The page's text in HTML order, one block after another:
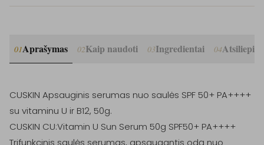
01Aprašymas 02Kaip naudoti 03Ingredientai 04
CUSKIN Apsauginis serumas nuo saulės SPF 50+ PA++++
su vitaminu U ir B12, 50g.
CUSKIN CU:Vitamin U Sun Serum 50g SPF50+ PA++++
Trifunkcinis saulės serumas, apsaugantis odą nuo